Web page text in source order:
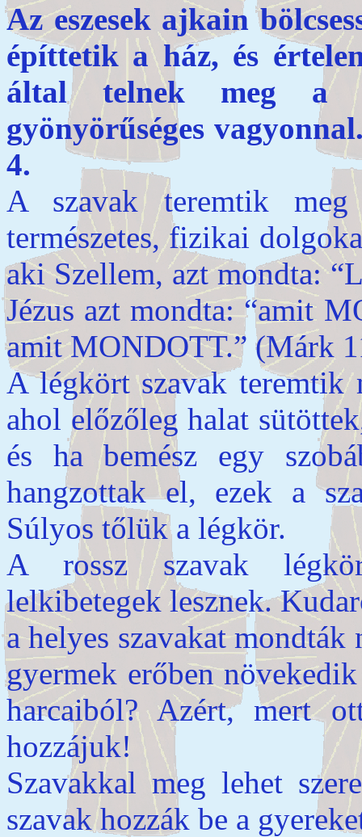
Az eszesek ajkain
építtetik a ház, és
által telnek meg a
gyönyörűséges
4.
A szavak teremtik
természetes, fizikai
aki Szellem, azt mondta:
Jézus azt mondta: “amit
amit MONDOTT.” (Márk
A légkört szavak teremtik
ahol előzőleg halat
és ha bemész egy
hangzottak el, ezek a
Súlyos tőlük a légkör.
A rossz szavak
lelkibetegek lesznek.
a helyes szavakat
gyermek erőben
harcaiból? Azért, mert
hozzájuk!
Szavakkal meg lehet
szavak hozzák be a